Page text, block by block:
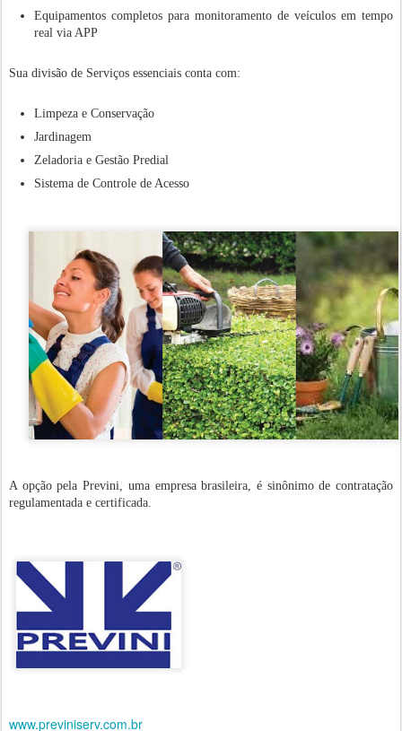
Equipamentos completos para monitoramento de veículos em tempo
real via APP
Sua divisão de Serviços essenciais conta com:
Limpeza e Conservação
Jardinagem
Zeladoria e Gestão Predial
Sistema de Controle de Acesso
A opção pela Previni, uma empresa brasileira, é sinônimo de contratação
regulamentada e certificada.
www.previniserv.com.br